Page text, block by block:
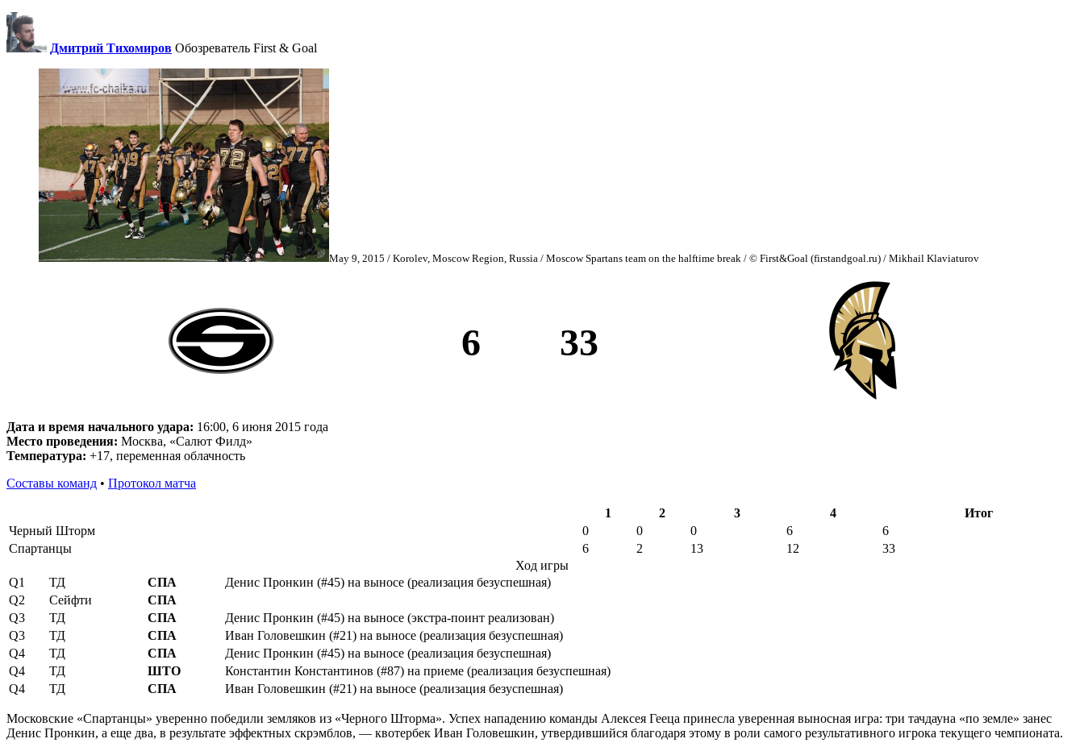
Дмитрий Тихомиров Обозреватель First & Goal
May 9, 2015 / Korolev, Moscow Region, Russia / Moscow Spartans team on the halftime break / © First&Goal (firstandgoal.ru) / Mikhail Klaviaturov
6 33
Дата и время начального удара: 16:00, 6 июня 2015 года
Место проведения: Москва, «Салют Филд»
Температура: +17, переменная облачность
Составы команд • Протокол матча
1 2 3 4
Итог
Черный Шторм
0 0 0 6
6
Спартанцы
6 2 13 12
33
Ход игры
Q1
ТД СПА
Денис Пронкин (#45) на выносе (реализация безуспешная)
Q2
Сейфти
СПА
Q3
ТД СПА
Денис Пронкин (#45) на выносе (экстра-поинт реализован)
Q3
ТД СПА
Иван Головешкин (#21) на выносе (реализация безуспешная)
Q4
ТД СПА
Денис Пронкин (#45) на выносе (реализация безуспешная)
Q4
ТД ШТО
Константин Константинов (#87) на приеме (реализация безуспешная)
Q4
ТД СПА Иван Головешкин (#21) на выносе (реализация безуспешная)
Московские «Спартанцы» уверенно победили земляков из «Черного Шторма». Успех нападению команды Алексея Гееца принесла уверенная выносная игра: три тачдауна «по земле» занес
Денис Пронкин, а еще два, в результате эффектных скрэмблов, — квотербек Иван Головешкин, утвердившийся благодаря этому в роли самого результативного игрока текущего чемпионата.